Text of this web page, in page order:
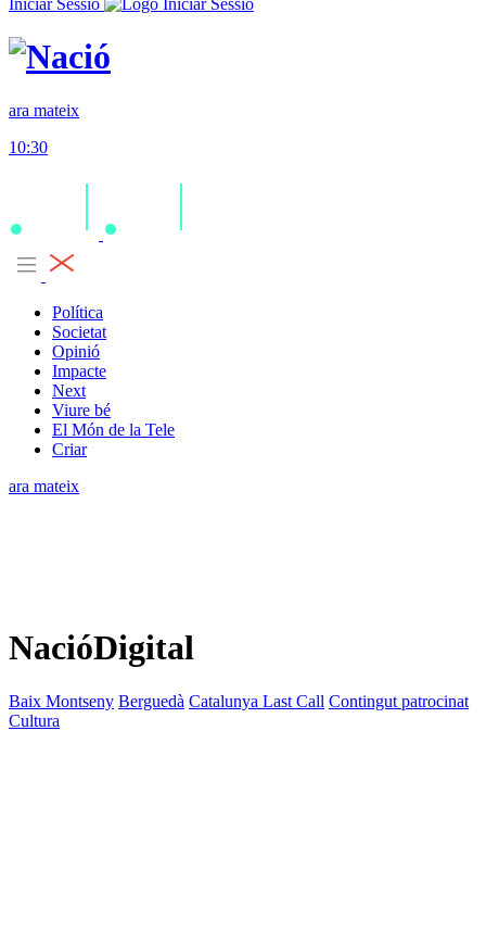
Iniciar Sessió
ara mateix
10:30
Política
Societat
Opinió
Impacte
Next
Viure bé
El Món de la Tele
Criar
ara mateix
NacióDigital
Baix Montseny Berguedà Catalunya Last Call Contingut patrocinat
Cultura